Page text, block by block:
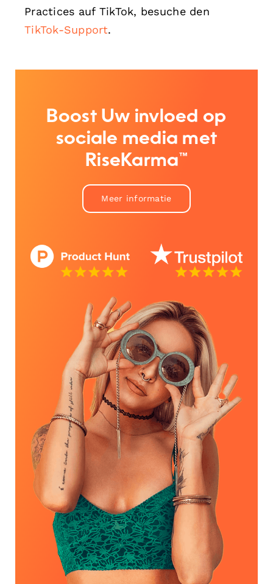
Practices auf TikTok, besuche den
TikTok-Support.
Boost Uw invloed op
sociale media met
RiseKarma™
Meer informatie